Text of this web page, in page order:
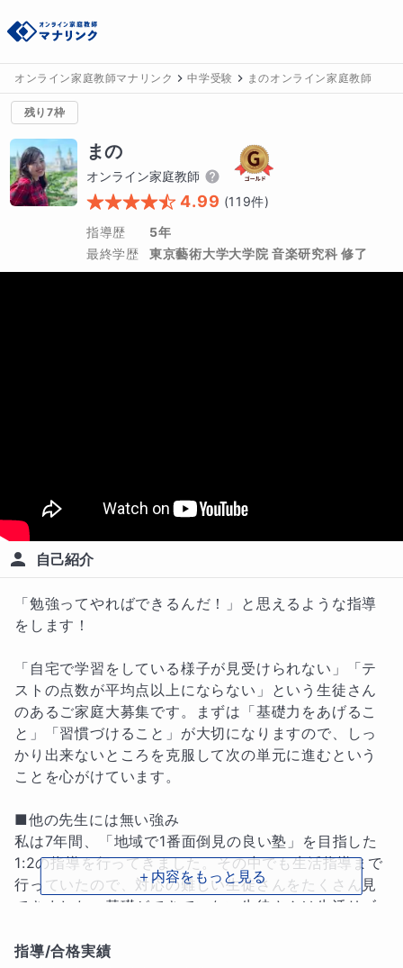
オンライン家庭教師マナリンク 中学受験 まのオンライン家庭教師
残り7枠
まの
オンライン家庭教師
4.99 (119件)
指導歴
5年
最終学歴
東京藝術大学大学院 音楽研究科 修了
自己紹介
「勉強ってやればできるんだ！」と思えるような指導
をします！
「自宅で学習をしている様子が見受けられない」「テ
ストの点数が平均点以上にならない」という生徒さん
のあるご家庭大募集です。まずは「基礎力をあげるこ
と」「習慣づけること」が大切になりますので、しっ
かり出来ないところを克服して次の単元に進むという
ことを心がけています。
■他の先生には無い強み
私は7年間、「地域で1番面倒見の良い塾」を目指した
1:2の指導を行ってきました。その中でも生活指導まで
行っていたので、対応の難しい生徒さんをたくさん見
てきました。基礎ができていない生徒さんは生活リズ
かったりするので、毎日どのように過ごせばより勉強
＋内容をもっと見る
指導/合格実績